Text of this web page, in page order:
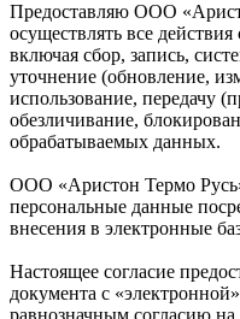
Предоставляю ООО
осуществлять все
включая сбор, запись,
уточнение (обновление,
использование, передачу
обезличивание,
обрабатываемых данных.
ООО «Аристон Термо
персональные данные
внесения в электронные
Настоящее согласие
документа с
равнозначным согласию